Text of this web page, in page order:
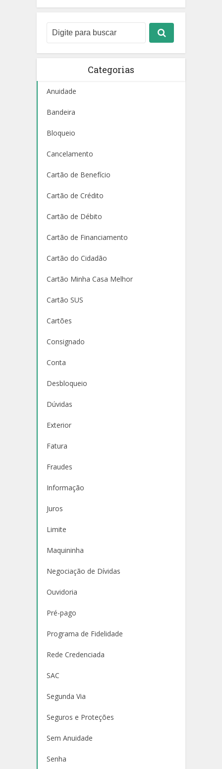
Categorias
Anuidade
Bandeira
Bloqueio
Cancelamento
Cartão de Benefício
Cartão de Crédito
Cartão de Débito
Cartão de Financiamento
Cartão do Cidadão
Cartão Minha Casa Melhor
Cartão SUS
Cartões
Consignado
Conta
Desbloqueio
Dúvidas
Exterior
Fatura
Fraudes
Informação
Juros
Limite
Maquininha
Negociação de Dívidas
Ouvidoria
Pré-pago
Programa de Fidelidade
Rede Credenciada
SAC
Segunda Via
Seguros e Proteções
Sem Anuidade
Senha